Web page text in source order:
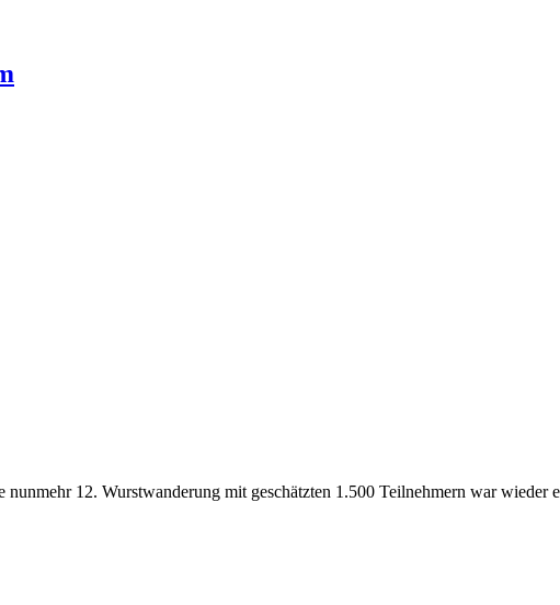
12. Wurstwanderung mit geschätzten 1.500 Teilnehmern war wieder